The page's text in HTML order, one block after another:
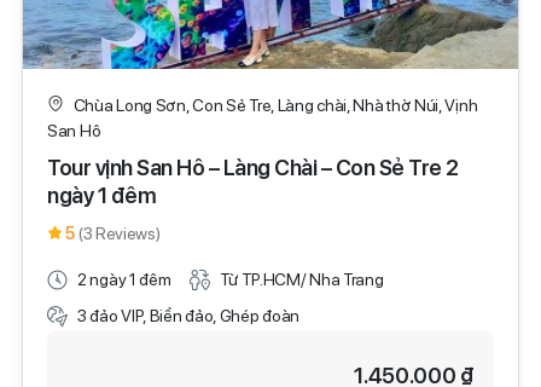
Chùa Long Sơn, Con Sẻ Tre, Làng chài, Nhà thờ Núi, Vịnh
San Hô
Tour vịnh San Hô – Làng Chài – Con Sẻ Tre 2
ngày 1 đêm
5 (3 Reviews)
2 ngày 1 đêm
Từ TP.HCM/ Nha Trang
3 đảo VIP, Biển đảo, Ghép đoàn
1.450.000 ₫